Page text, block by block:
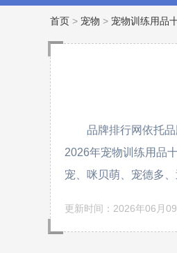
首页 > 宠物 > 宠物训练用品
品牌排行网依托
2026年宠物训练用品
宠、咪贝萌、宠德多
更新时间：2026年06月09